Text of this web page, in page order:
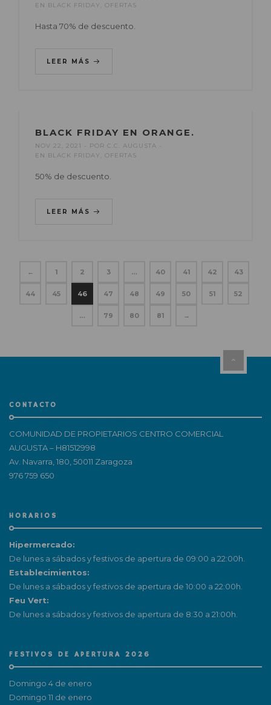
EN BLACK FRIDAY OFERTAS
Hasta 70% de descuento.
LEER MÁS
BLACK FRIDAY EN ORANGE.
NOV 22, 2021 POR C.C. AUGUSTA
EN BLACK FRIDAY OFERTAS
50% de descuento.
LEER MÁS
← 1 2 3 … 40 41 42 43
44 45 46 47 48 49 50 51 52
… 79 80 81 →
CONTACTO
COMUNIDAD DE PROPIETARIOS CENTRO COMERCIAL
AUGUSTA – H81512998
Av. Navarra, 180, 50011 Zaragoza
976 759 650
HORARIOS
Hipermercado:
De lunes a sábados y festivos de apertura de 09:00 a 22:00h.
Establecimientos:
De lunes a sábados y festivos de apertura de 10:00 a 22:00h.
Feu Vert:
De lunes a sábados y festivos de apertura de 8:30 a 21:00h.
FESTIVOS DE APERTURA 2026
Domingo 4 de enero
Domingo 11 de enero